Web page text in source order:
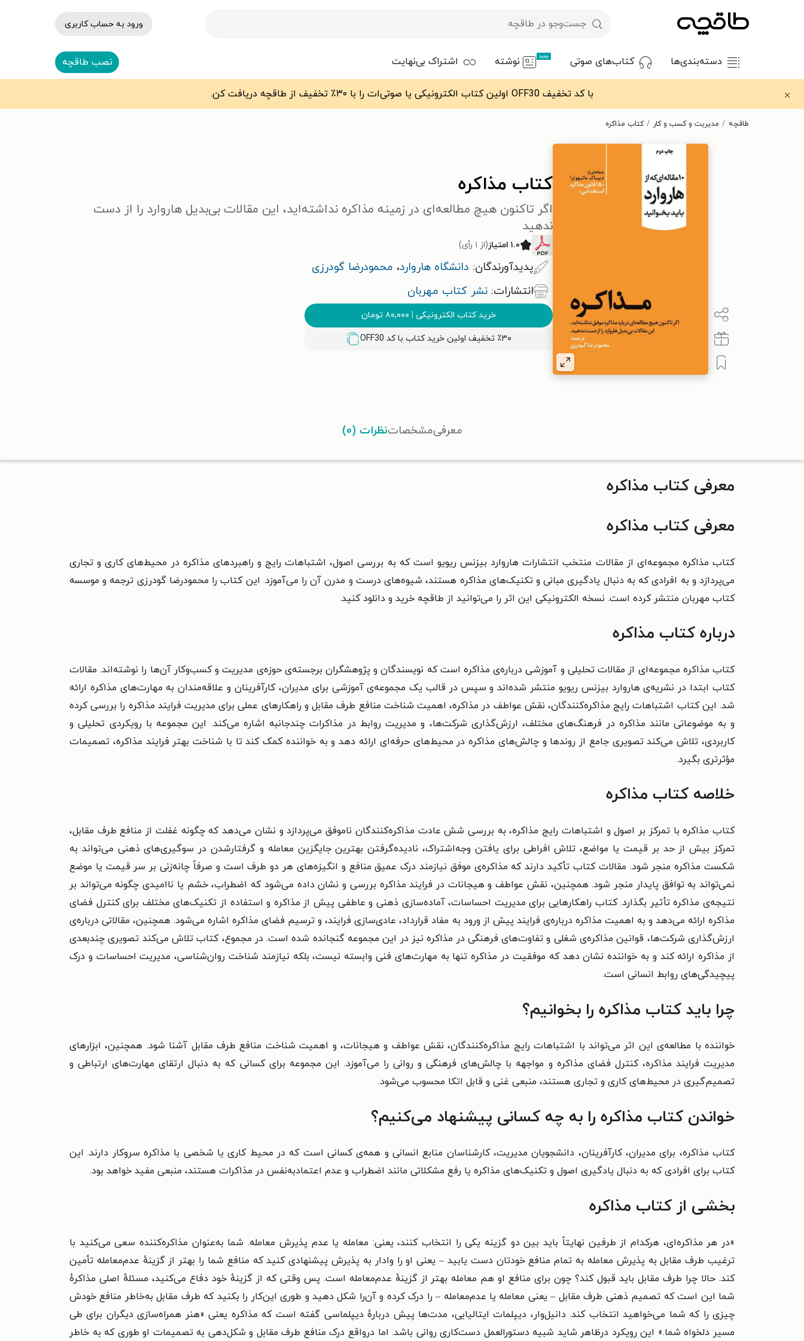
ورود به حساب کاربری
دسته‌بندی‌ها کتاب‌های صوتی جدید نوشته اشتراک بی‌نهایت نصب طاقچه
با کد تخفیف OFF30 اولین کتاب الکترونیکی یا صوتی‌ات را با ۳۰٪ تخفیف از طاقچه دریافت کن.
طاقچه مدیریت و کسب و کار کتاب مذاکره
کتاب مذاکره
اگر تاکنون هیچ مطالعه‌ای در زمینه مذاکره نداشته‌اید، این مقالات بی‌بدیل هاروارد را از دست
ندهید
۱.۰ امتیاز (از ۱ رأی)
پدیدآورندگان: دانشگاه هاروارد، محمودرضا گودرزی
انتشارات: نشر کتاب مهربان
خرید کتاب الکترونیکی | ۸۰,۰۰۰ تومان
٪۳۰ تخفیف اولین خرید کتاب با کد OFF30
معرفیمشخصاتنظرات (۰)
معرفی کتاب مذاکره
معرفی کتاب مذاکره
کتاب مذاکره مجموعه‌ای از مقالات منتخب انتشارات هاروارد بیزنس ریویو است که به بررسی اصول، اشتباهات رایج و راهبردهای مذاکره در محیط‌های کاری و تجاری
می‌پردازد و به افرادی که به دنبال یادگیری مبانی و تکنیک‌های مذاکره هستند، شیوه‌های درست و مدرن آن را می‌آموزد. این کتاب را محمودرضا گودرزی ترجمه و موسسه
کتاب مهربان منتشر کرده است. نسخه الکترونیکی این اثر را می‌توانید از طاقچه خرید و دانلود کنید.
درباره کتاب مذاکره
کتاب مذاکره مجموعه‌ای از مقالات تحلیلی و آموزشی درباره‌ی مذاکره است که نویسندگان و پژوهشگران برجسته‌ی حوزه‌ی مدیریت و کسب‌وکار آن‌ها را نوشته‌اند. مقالات
کتاب ابتدا در نشریه‌ی هاروارد بیزنس ریویو منتشر شده‌اند و سپس در قالب یک مجموعه‌ی آموزشی برای مدیران، کارآفرینان و علاقه‌مندان به مهارت‌های مذاکره ارائه
شد. این کتاب اشتباهات رایج مذاکره‌کنندگان، نقش عواطف در مذاکره، اهمیت شناخت منافع طرف مقابل و راهکارهای عملی برای مدیریت فرایند مذاکره را بررسی کرده
و به موضوعاتی مانند مذاکره در فرهنگ‌های مختلف، ارزش‌گذاری شرکت‌ها، و مدیریت روابط در مذاکرات چندجانبه اشاره می‌کند. این مجموعه با رویکردی تحلیلی و
کاربردی، تلاش می‌کند تصویری جامع از روندها و چالش‌های مذاکره در محیط‌های حرفه‌ای ارائه دهد و به خواننده کمک کند تا با شناخت بهتر فرایند مذاکره، تصمیمات
مؤثرتری بگیرد.
خلاصه کتاب مذاکره
کتاب مذاکره با تمرکز بر اصول و اشتباهات رایج مذاکره، به بررسی شش عادت مذاکره‌کنندگان ناموفق می‌پردازد و نشان می‌دهد که چگونه غفلت از منافع طرف مقابل،
تمرکز بیش از حد بر قیمت یا مواضع، تلاش افراطی برای یافتن وجه‌اشتراک، نادیده‌گرفتن بهترین جایگزین معامله و گرفتارشدن در سوگیری‌های ذهنی می‌تواند به
شکست مذاکره منجر شود. مقالات کتاب تأکید دارند که مذاکره‌ی موفق نیازمند درک عمیق منافع و انگیزه‌های هر دو طرف است و صرفاً چانه‌زنی بر سر قیمت یا موضع
نمی‌تواند به توافق پایدار منجر شود. همچنین، نقش عواطف و هیجانات در فرایند مذاکره بررسی و نشان داده می‌شود که اضطراب، خشم یا ناامیدی چگونه می‌تواند بر
نتیجه‌ی مذاکره تأثیر بگذارد. کتاب راهکارهایی برای مدیریت احساسات، آماده‌سازی ذهنی و عاطفی پیش از مذاکره و استفاده از تکنیک‌های مختلف برای کنترل فضای
مذاکره ارائه می‌دهد و به اهمیت مذاکره درباره‌ی فرایند پیش از ورود به مفاد قرارداد، عادی‌سازی فرایند، و ترسیم فضای مذاکره اشاره می‌شود. همچنین، مقالاتی درباره‌ی
ارزش‌گذاری شرکت‌ها، قوانین مذاکره‌ی شغلی و تفاوت‌های فرهنگی در مذاکره نیز در این مجموعه گنجانده شده است. در مجموع، کتاب تلاش می‌کند تصویری چندبعدی
از مذاکره ارائه کند و به خواننده نشان دهد که موفقیت در مذاکره تنها به مهارت‌های فنی وابسته نیست، بلکه نیازمند شناخت روان‌شناسی، مدیریت احساسات و درک
پیچیدگی‌های روابط انسانی است.
چرا باید کتاب مذاکره را بخوانیم؟
خواننده با مطالعه‌ی این اثر می‌تواند با اشتباهات رایج مذاکره‌کنندگان، نقش عواطف و هیجانات، و اهمیت شناخت منافع طرف مقابل آشنا شود. همچنین، ابزارهای
مدیریت فرایند مذاکره، کنترل فضای مذاکره و مواجهه با چالش‌های فرهنگی و روانی را می‌آموزد. این مجموعه برای کسانی که به دنبال ارتقای مهارت‌های ارتباطی و
تصمیم‌گیری در محیط‌های کاری و تجاری هستند، منبعی غنی و قابل اتکا محسوب می‌شود.
خواندن کتاب مذاکره را به چه کسانی پیشنهاد می‌کنیم؟
کتاب مذاکره، برای مدیران، کارآفرینان، دانشجویان مدیریت، کارشناسان منابع انسانی و همه‌ی کسانی است که در محیط کاری یا شخصی با مذاکره سروکار دارند. این
کتاب برای افرادی که به دنبال یادگیری اصول و تکنیک‌های مذاکره یا رفع مشکلاتی مانند اضطراب و عدم اعتمادبه‌نفس در مذاکرات هستند، منبعی مفید خواهد بود.
بخشی از کتاب مذاکره
«در هر مذاکره‌ای، هرکدام از طرفین نهایتاً باید بین دو گزینه یکی را انتخاب کنند، یعنی: معامله یا عدم پذیرش معامله. شما به‌عنوان مذاکره‌کننده سعی می‌کنید با
ترغیب طرف مقابل به پذیرش معامله به تمام منافع خودتان دست یابید – یعنی او را وادار به پذیرش پیشنهادی کنید که منافع شما را بهتر از گزینهٔ عدم‌معامله تأمین
کند. حالا چرا طرف مقابل باید قبول کند؟ چون برای منافع او هم معامله بهتر از گزینهٔ عدم‌معامله است. پس وقتی که از گزینهٔ خود دفاع می‌کنید، مسئلهٔ اصلی مذاکرهٔ
شما این است که تصمیم ذهنی طرف مقابل – یعنی معامله یا عدم‌معامله – را درک کرده و آن‌را شکل دهید و طوری این‌کار را بکنید که طرف مقابل به‌خاطر منافع خودش
چیزی را که شما می‌خواهید انتخاب کند. دانیل‌وار، دیپلمات ایتالیایی، مدت‌ها پیش دربارهٔ دیپلماسی گفته است که مذاکره یعنی «هنر همراه‌سازی دیگران برای طی
مسیر دلخواه شما.» این رویکرد درظاهر شاید شبیه دستورالعمل دست‌کاری روانی باشد. اما درواقع درک منافع طرف مقابل و شکل‌دهی به تصمیمات او طوری که به خاطر